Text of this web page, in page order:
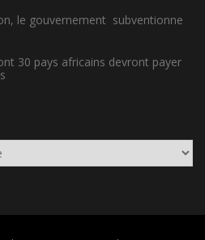
le gouvernement subventionne
30 pays africains devront payer